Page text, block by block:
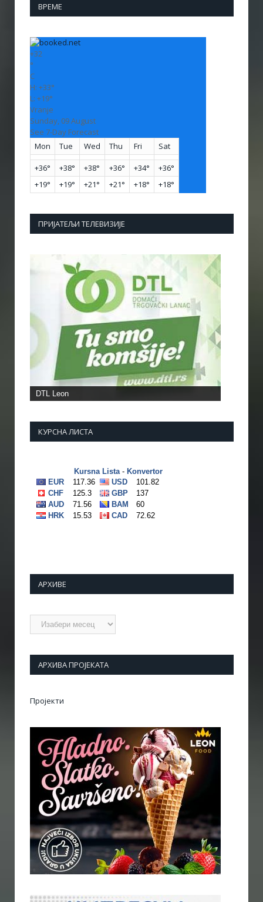
ВРЕМЕ
+32
°
C
H: +33°
L: +19°
Vranje
Sunday, 09 August
See 7-Day Forecast
Mon
Tue Wed Thu Fri Sat
+36° +38° +38° +36° +34° +36°
+19° +19° +21° +21° +18° +18°
ПРИЈАТЕЉИ ТЕЛЕВИЗИЈЕ
DTL Leon
КУРСНА ЛИСТА
АРХИВЕ
Архиве
АРХИВА ПРОЈЕКАТА
Пројекти